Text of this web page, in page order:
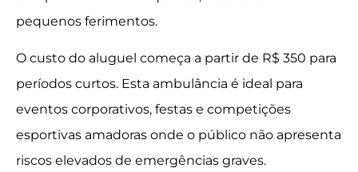
pequenos ferimentos.
O custo do aluguel começa a partir de R$ 350 para
períodos curtos. Esta ambulância é ideal para
eventos corporativos, festas e competições
esportivas amadoras onde o público não apresenta
riscos elevados de emergências graves.